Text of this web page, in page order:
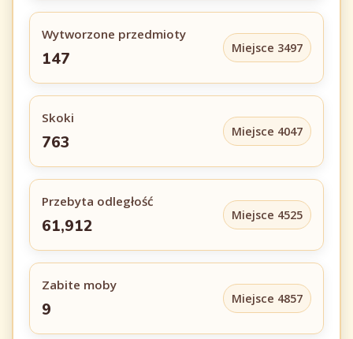
Wytworzone przedmioty
147
Miejsce 3497
Skoki
763
Miejsce 4047
Przebyta odległość
61,912
Miejsce 4525
Zabite moby
9
Miejsce 4857